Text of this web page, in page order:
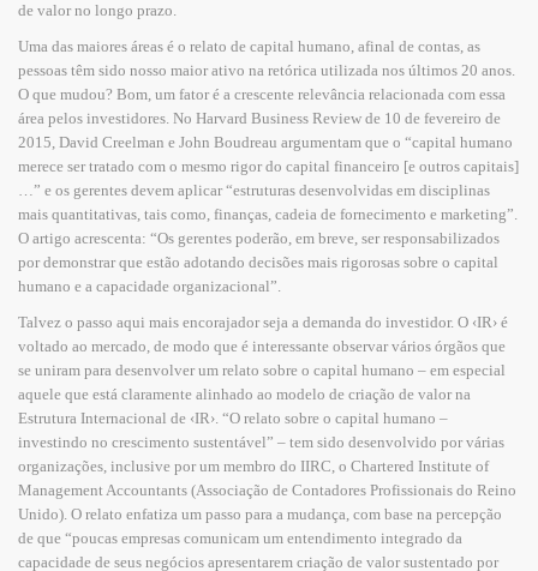
de valor no longo prazo.
Uma das maiores áreas é o relato de capital humano, afinal de contas, as
pessoas têm sido nosso maior ativo na retórica utilizada nos últimos 20 anos.
O que mudou? Bom, um fator é a crescente relevância relacionada com essa
área pelos investidores. No Harvard Business Review de 10 de fevereiro de
2015, David Creelman e John Boudreau argumentam que o “capital humano
merece ser tratado com o mesmo rigor do capital financeiro [e outros capitais]
…” e os gerentes devem aplicar “estruturas desenvolvidas em disciplinas
mais quantitativas, tais como, finanças, cadeia de fornecimento e marketing”.
O artigo acrescenta: “Os gerentes poderão, em breve, ser responsabilizados
por demonstrar que estão adotando decisões mais rigorosas sobre o capital
humano e a capacidade organizacional”.
Talvez o passo aqui mais encorajador seja a demanda do investidor. O ‹IR› é
voltado ao mercado, de modo que é interessante observar vários órgãos que
se uniram para desenvolver um relato sobre o capital humano – em especial
aquele que está claramente alinhado ao modelo de criação de valor na
Estrutura Internacional de ‹IR›. “O relato sobre o capital humano –
investindo no crescimento sustentável” – tem sido desenvolvido por várias
organizações, inclusive por um membro do IIRC, o Chartered Institute of
Management Accountants (Associação de Contadores Profissionais do Reino
Unido). O relato enfatiza um passo para a mudança, com base na percepção
de que “poucas empresas comunicam um entendimento integrado da
capacidade de seus negócios apresentarem criação de valor sustentado por